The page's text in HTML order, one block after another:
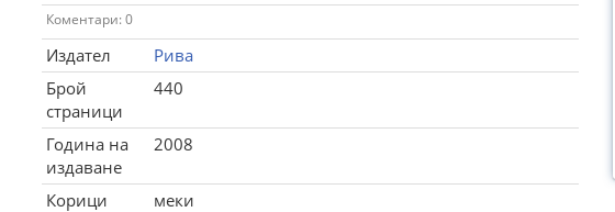
Коментари: 0
Издател
Рива
Брой
страници
440
Година на
издаване
2008
Корици
меки